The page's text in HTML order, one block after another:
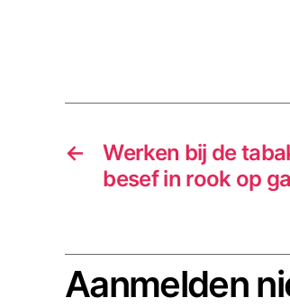
←
Werken bij de
besef in rook op
Aanmelden